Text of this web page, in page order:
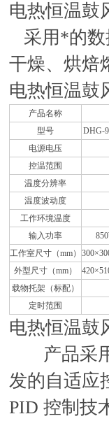
电热恒温鼓
采用*的数
干燥、烘
电热恒温
产品名称
型号
DHG-
电源电压
控温范围
温度分辨率
温度波动度
工作环境温度
输入功率
工作室尺寸（mm）
外型尺寸（mm）
载物托架（标配）
定时范围
电热恒温鼓
产品采用
发的自适应
PID 控制技